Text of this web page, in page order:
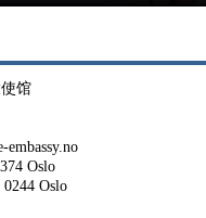
馆
embassy.no
Oslo
Oslo